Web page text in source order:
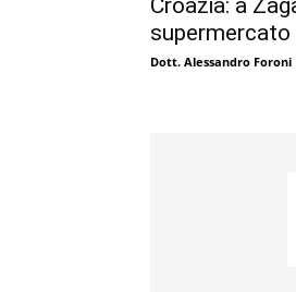
supermercato
Dott. Alessandro Foroni